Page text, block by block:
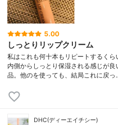
5.00
しっとりリップクリーム
私はこれも何十本もリピートするくら
内側からしっとり保湿される感じが
品。他のを使っても、結局これに戻っ
DHC(ディーエイチシー)